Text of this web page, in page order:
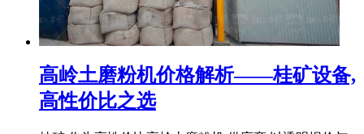
高岭土磨粉机价格解析——桂矿设备,
高性价比之选